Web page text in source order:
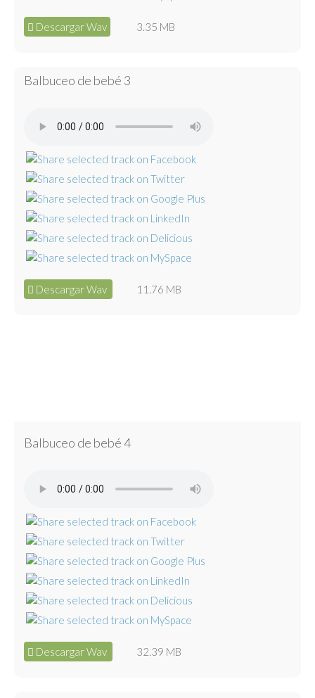
Descargar Wav 3.35 MB
Balbuceo de bebé 3
Descargar Wav 11.76 MB
Balbuceo de bebé 4
Descargar Wav 32.39 MB